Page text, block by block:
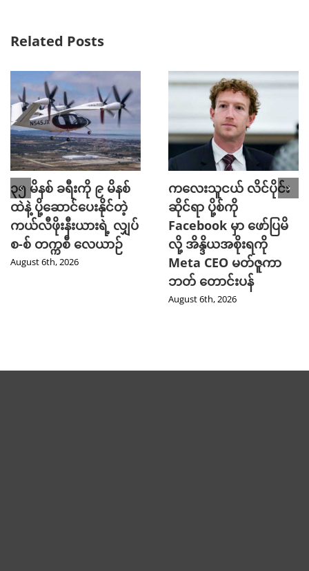
Related Posts
၃၅ မိနစ် ခရီးကို ၉ မိနစ်
ထဲနဲ့ ပို့ဆောင်ပေးနိုင်တဲ့
ကယ်လီဖိုးနီးယားရဲ့ လျှပ်
စ-စ် တက္ကစီ လေယာဉ်
August 6th, 2026
ကလေးသူငယ် လိင်ပိုင်း
ဆိုင်ရာ ပို့စ်ကို
Facebook မှာ ဖော်ပြမိ
လို့ အိန္ဒိယအစိုးရကို
Meta CEO မတ်ဇူကာ
ဘတ် တောင်းပန်
August 6th, 2026